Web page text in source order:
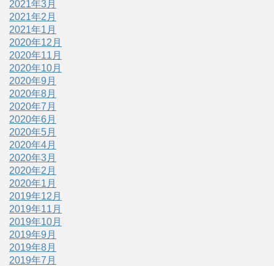
2021年3月
2021年2月
2021年1月
2020年12月
2020年11月
2020年10月
2020年9月
2020年8月
2020年7月
2020年6月
2020年5月
2020年4月
2020年3月
2020年2月
2020年1月
2019年12月
2019年11月
2019年10月
2019年9月
2019年8月
2019年7月